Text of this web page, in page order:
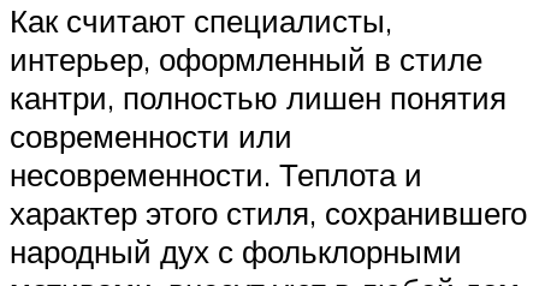
Как считают специалисты,
интерьер, оформленный в стиле
кантри, полностью лишен понятия
современности или
несовременности. Теплота и
характер этого стиля, сохранившего
народный дух с фольклорными